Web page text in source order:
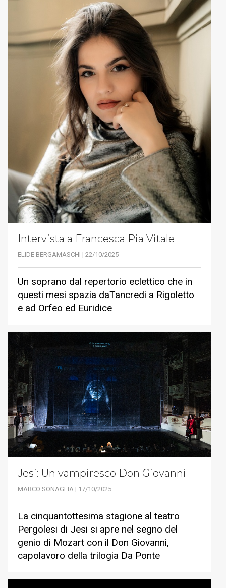
Intervista a Francesca Pia Vitale
ELIDE BERGAMASCHI | 22/10/2025
Un soprano dal repertorio eclettico che in
questi mesi spazia daTancredi a Rigoletto
e ad Orfeo ed Euridice
Jesi: Un vampiresco Don Giovanni
MARCO SONAGLIA | 17/10/2025
La cinquantottesima stagione al teatro
Pergolesi di Jesi si apre nel segno del
genio di Mozart con il Don Giovanni,
capolavoro della trilogia Da Ponte